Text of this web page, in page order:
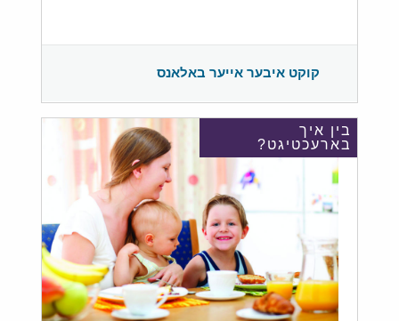
קוקט איבער אייער באלאנס
בין איך
בארעכטיגט?